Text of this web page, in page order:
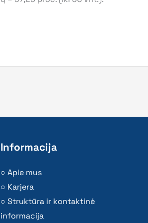
Informacija
Apie mus
Karjera
Struktūra ir kontaktinė
informacija